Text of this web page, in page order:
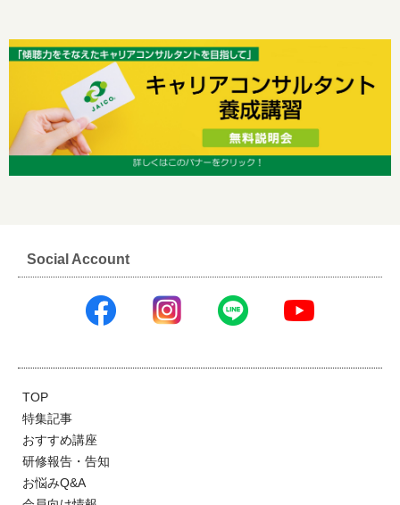
Social Account
TOP
特集記事
おすすめ講座
研修報告・告知
お悩みQ&A